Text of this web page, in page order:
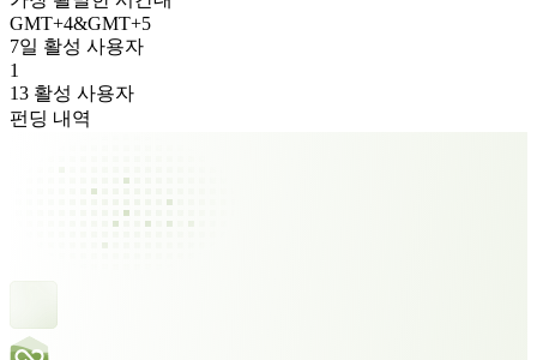
GMT+4&GMT+5
7일 활성 사용자
1
13 활성 사용자
펀딩 내역